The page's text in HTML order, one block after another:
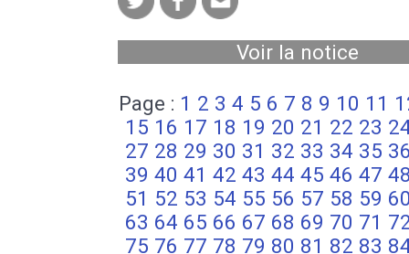
Voir la notice
Page : 1 2 3 4 5 6 7 8 9 10 11
15 16 17 18 19 20 21 22 23
27 28 29 30 31 32 33 34 35
39 40 41 42 43 44 45 46 47
51 52 53 54 55 56 57 58 59
63 64 65 66 67 68 69 70 71
75 76 77 78 79 80 81 82 83